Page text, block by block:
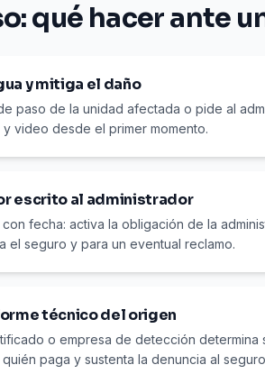
qué hacer ante
y mitiga el daño
paso de la unidad afectada o pide al
video desde el primer momento.
escrito al administrador
fecha: activa la obligación de la
el seguro y para un eventual reclamo.
técnico del origen
o empresa de detección
paga y sustenta la denuncia al